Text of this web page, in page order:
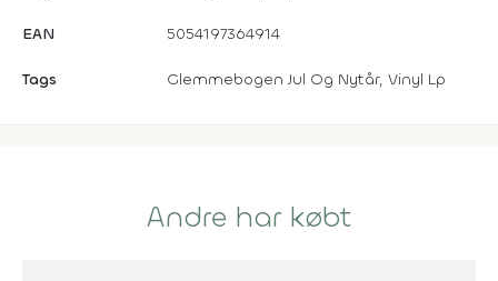
EAN 5054197364914
Tags Glemmebogen Jul Og Nytår, Vinyl Lp
Andre har købt